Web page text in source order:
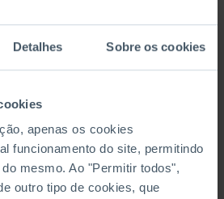
Detalhes Sobre os cookies
apenas os cookies
funcionamento do site, permitindo
mesmo. Ao "Permitir todos",
outro tipo de cookies, que